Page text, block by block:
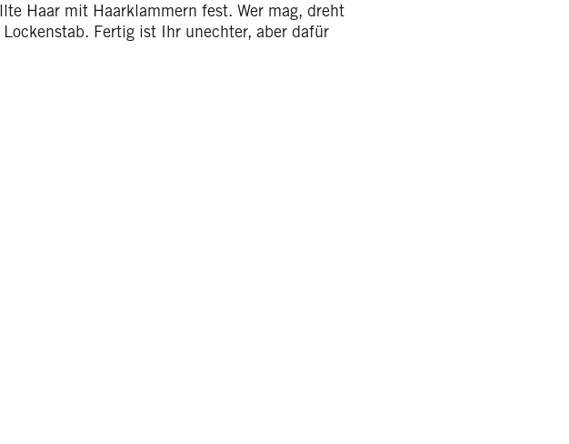
Haar mit Haarklammern fest. Wer mag, dreht
Fertig ist Ihr unechter, aber dafür